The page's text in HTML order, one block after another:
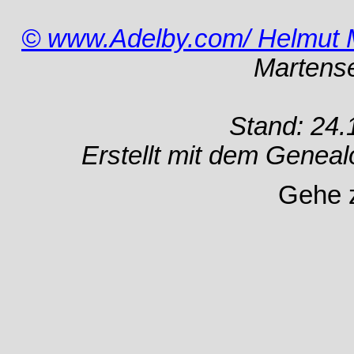
© www.Adelby.com/ Helmut
Stand:
Erstellt mit dem
Gehe